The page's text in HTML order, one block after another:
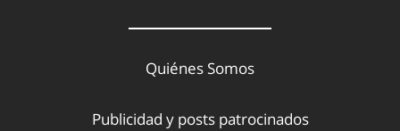
Quiénes Somos
Publicidad y posts patrocinados